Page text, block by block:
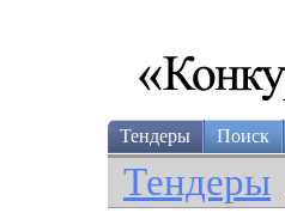
Тендеры Поиск
Тендеры